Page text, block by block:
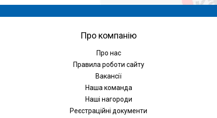
Про компанію
Про нас
Правила роботи сайту
Вакансії
Наша команда
Наші нагороди
Реєстраційні документи